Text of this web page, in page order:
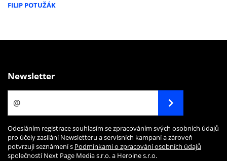
FILIP POTUŽÁK
Newsletter
Odesláním registrace souhlasím se zpracováním svých osobních údajů
pro účely zasílání Newsletteru a servisních kampaní a zároveň
potvrzuji seznámení s Podmínkami o zpracování osobních údajů
společností Next Page Media s.r.o. a Heroine s.r.o.